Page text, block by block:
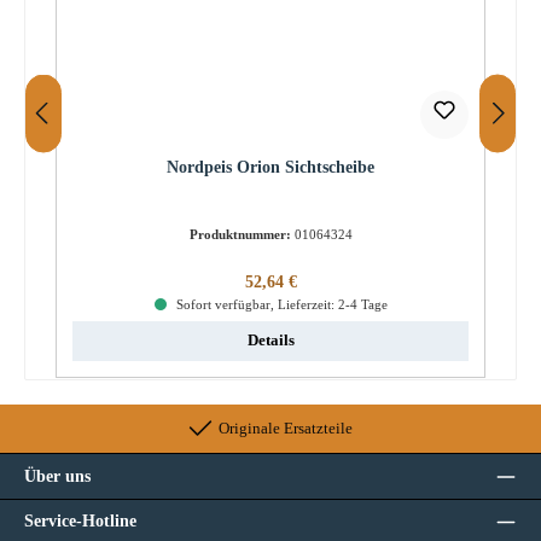
Nordpeis Orion Sichtscheibe
Produktnummer: 01064324
Regulärer Preis:
52,64 €
Sofort verfügbar, Lieferzeit: 2-4 Tage
Details
Originale Ersatzteile
Über uns
Service-Hotline